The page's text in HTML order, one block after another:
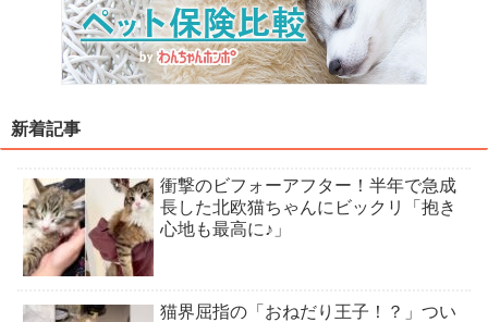
新着記事
衝撃のビフォーアフター！半年で急成
長した北欧猫ちゃんにビックリ「抱き
心地も最高に♪」
猫界屈指の「おねだり王子！？」つい